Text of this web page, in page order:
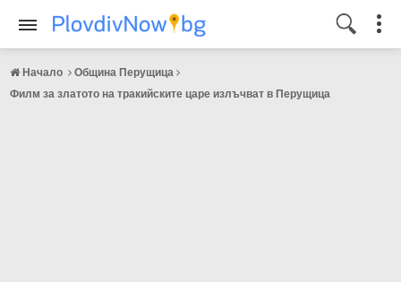
Начало
Община Перущица
Филм за златото на тракийските царе излъчват в Перущица